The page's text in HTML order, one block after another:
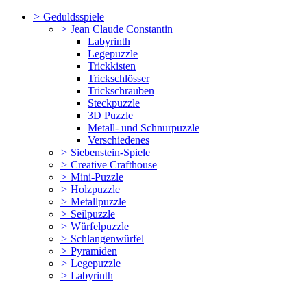
> Geduldsspiele
> Jean Claude Constantin
Labyrinth
Legepuzzle
Trickkisten
Trickschlösser
Trickschrauben
Steckpuzzle
3D Puzzle
Metall- und Schnurpuzzle
Verschiedenes
> Siebenstein-Spiele
> Creative Crafthouse
> Mini-Puzzle
> Holzpuzzle
> Metallpuzzle
> Seilpuzzle
> Würfelpuzzle
> Schlangenwürfel
> Pyramiden
> Legepuzzle
> Labyrinth